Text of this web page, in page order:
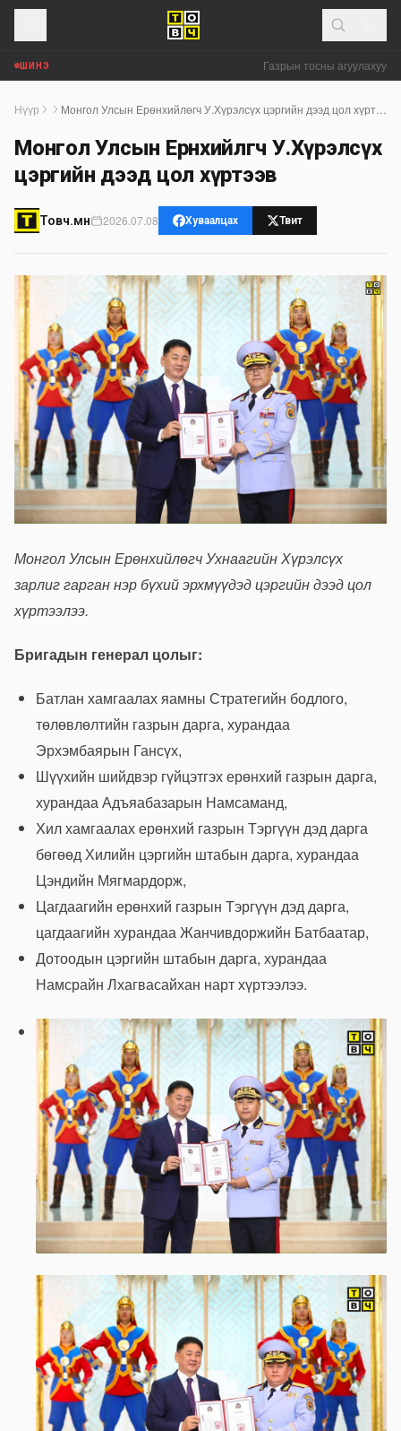
ШИНЭ Газрын тосны агуулахууд
Нүүр
Монгол Улсын Ерөнхийлөгч У.Хүрэлсүх
цэргийн дээд цол хүртээв
Товч.мн 2026.07.08 Хуваалцах Твит
Монгол Улсын Ерөнхийлөгч Ухнаагийн Хүрэлсүх
зарлиг гарган нэр бүхий эрхмүүдэд цэргийн дээд цол
хүртээлээ.
Бригадын генерал цолыг:
Батлан хамгаалах яамны Стратегийн бодлого,
төлөвлөлтийн газрын дарга, хурандаа
Эрхэмбаярын Гансүх,
Шүүхийн шийдвэр гүйцэтгэх ерөнхий газрын дарга,
хурандаа Адъяабазарын Намсаманд,
Хил хамгаалах ерөнхий газрын Тэргүүн дэд дарга
бөгөөд Хилийн цэргийн штабын дарга, хурандаа
Цэндийн Мягмардорж,
Цагдаагийн ерөнхий газрын Тэргүүн дэд дарга,
цагдаагийн хурандаа Жанчивдоржийн Батбаатар,
Дотоодын цэргийн штабын дарга, хурандаа
Намсрайн Лхагвасайхан нарт хүртээлээ.